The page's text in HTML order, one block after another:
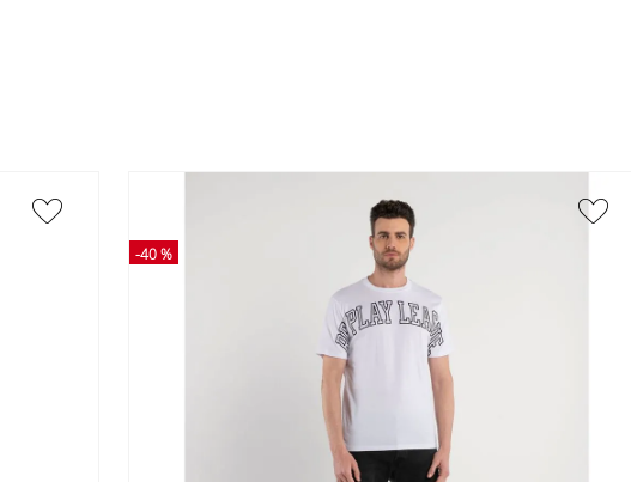
-40 %